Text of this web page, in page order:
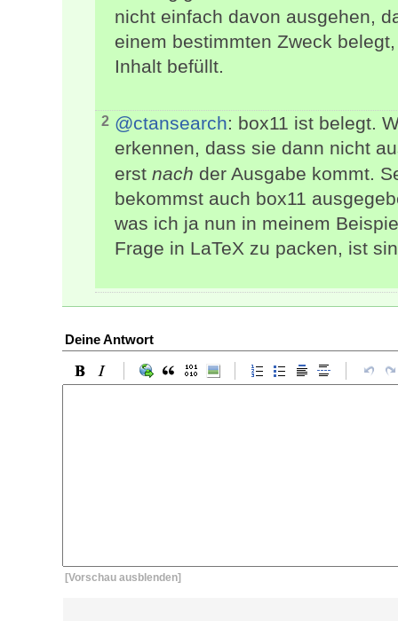
nicht einfach davon ausgehen,
einem bestimmten Zweck
Inhalt befüllt.
2 @ctansearch: box11 ist belegt.
erkennen, dass sie dann nicht
erst nach der Ausgabe kommt.
bekommst auch box11
was ich ja nun in meinem
Frage in LaTeX zu packen, ist
Deine Antwort
[Vorschau ausblenden]